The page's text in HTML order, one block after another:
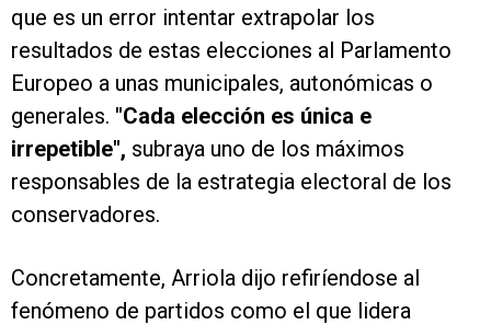
que es un error intentar extrapolar los
resultados de estas elecciones al Parlamento
Europeo a unas municipales, autonómicas o
generales. "Cada elección es única e
irrepetible", subraya uno de los máximos
responsables de la estrategia electoral de los
conservadores.
Concretamente, Arriola dijo refiríendose al
fenómeno de partidos como el que lidera